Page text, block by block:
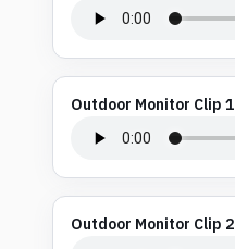
Outdoor Monitor Clip 1
Outdoor Monitor Clip 2